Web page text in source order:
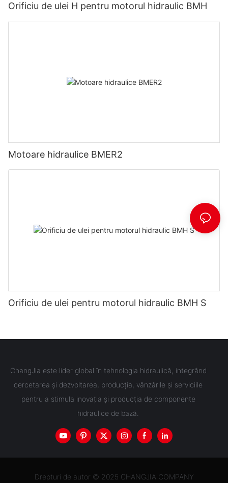
Orificiu de ulei H pentru motorul hidraulic BMH
Motoare hidraulice BMER2
Orificiu de ulei pentru motorul hidraulic BMH S
ChangJia este lider global în tehnologia hidraulică, integrând
cercetarea și dezvoltarea, producția, vânzările și serviciile
pentru a stimula inovația și producția de componente
hidraulice de bază.
Drepturi de autor © 2025 CHANGJIA COMPANY